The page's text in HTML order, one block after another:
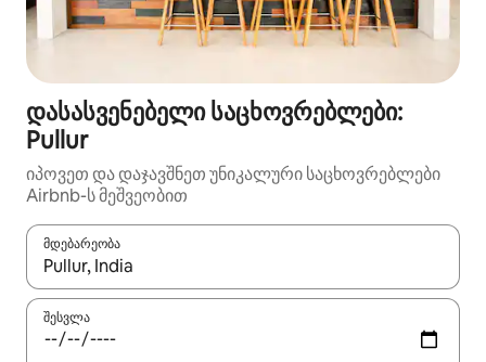
დასასვენებელი საცხოვრებლები:
Pullur
იპოვეთ და დაჯავშნეთ უნიკალური საცხოვრებლები
Airbnb-ს მეშვეობით
მდებარეობა
როცა შედეგები ხელმისაწვდომი გახდება, ნავიგაციისთვის
შესვლა